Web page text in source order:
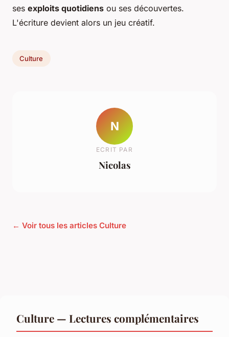
ses exploits quotidiens ou ses découvertes.
L'écriture devient alors un jeu créatif.
Culture
N
ECRIT PAR
Nicolas
← Voir tous les articles Culture
Culture — Lectures complémentaires